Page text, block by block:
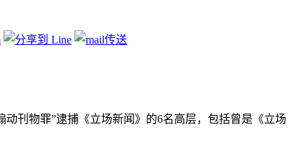
刊物罪”逮捕《立场新闻》的6名高层，包括曾是《立场